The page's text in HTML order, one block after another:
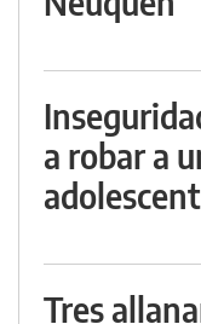
a robar a
Tres